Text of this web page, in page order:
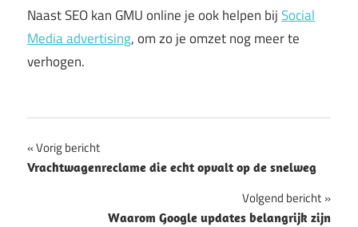
Naast SEO kan GMU online je ook helpen bijSocial
Media advertising, om zo je omzet nog meer te
verhogen.
Bericht
navigatie
Vorig bericht
Vrachtwagenreclame die echt opvalt op de snelweg
Volgend bericht
Waarom Google updates belangrijk zijn